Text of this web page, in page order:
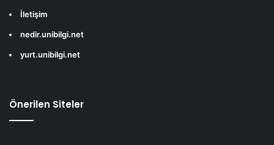
İletişim
nedir.unibilgi.net
yurt.unibilgi.net
Önerilen Siteler